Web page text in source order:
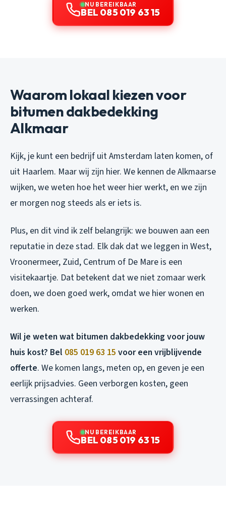
NU BEREIKBAAR
BEL 085 019 63 15
Waarom lokaal kiezen voor
bitumen dakbedekking
Alkmaar
Kijk, je kunt een bedrijf uit Amsterdam laten komen, of
uit Haarlem. Maar wij zijn hier. We kennen de Alkmaarse
wijken, we weten hoe het weer hier werkt, en we zijn
er morgen nog steeds als er iets is.
Plus, en dit vind ik zelf belangrijk: we bouwen aan een
reputatie in deze stad. Elk dak dat we leggen in West,
Vroonermeer, Zuid, Centrum of De Mare is een
visitekaartje. Dat betekent dat we niet zomaar werk
doen, we doen goed werk, omdat we hier wonen en
werken.
Wil je weten wat bitumen dakbedekking voor jouw
huis kost? Bel 085 019 63 15 voor een vrijblijvende
offerte. We komen langs, meten op, en geven je een
eerlijk prijsadvies. Geen verborgen kosten, geen
verrassingen achteraf.
NU BEREIKBAAR
BEL 085 019 63 15